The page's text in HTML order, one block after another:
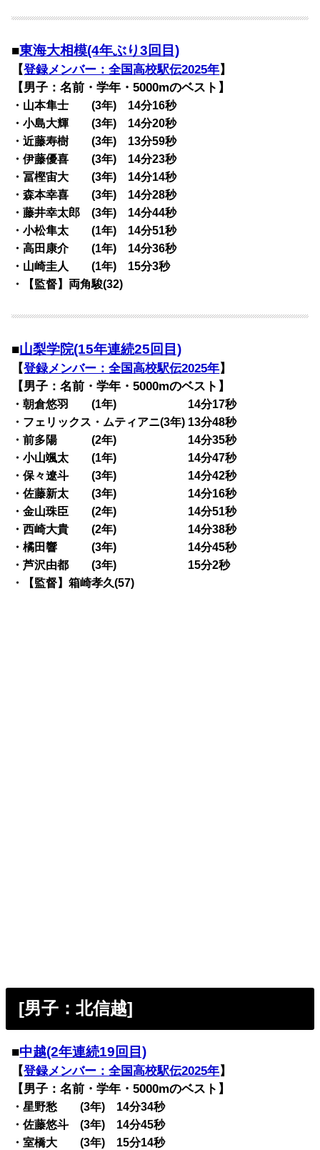
■東海大相模(4年ぶり3回目)
【登録メンバー：全国高校駅伝2025年】
【男子：名前・学年・5000mのベスト】
・山本隼士 (3年) 14分16秒
・小島大輝 (3年) 14分20秒
・近藤寿樹 (3年) 13分59秒
・伊藤優喜 (3年) 14分23秒
・冨樫宙大 (3年) 14分14秒
・森本幸喜 (3年) 14分28秒
・藤井幸太郎 (3年) 14分44秒
・小松隼太 (1年) 14分51秒
・高田康介 (1年) 14分36秒
・山崎圭人 (1年) 15分3秒
・【監督】両角駿(32)
■山梨学院(15年連続25回目)
【登録メンバー：全国高校駅伝2025年】
【男子：名前・学年・5000mのベスト】
・朝倉悠羽 (1年) 14分17秒
・フェリックス・ムティアニ(3年) 13分48秒
・前多陽 (2年) 14分35秒
・小山颯太 (1年) 14分47秒
・保々遼斗 (3年) 14分42秒
・佐藤新太 (3年) 14分16秒
・金山珠臣 (2年) 14分51秒
・西崎大貴 (2年) 14分38秒
・橘田響 (3年) 14分45秒
・芦沢由都 (3年) 15分2秒
・【監督】箱崎孝久(57)
[男子：北信越]
■中越(2年連続19回目)
【登録メンバー：全国高校駅伝2025年】
【男子：名前・学年・5000mのベスト】
・星野愁 (3年) 14分34秒
・佐藤悠斗 (3年) 14分45秒
・室橋大 (3年) 15分14秒